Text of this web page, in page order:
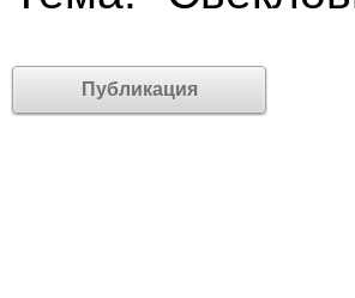
Публикация